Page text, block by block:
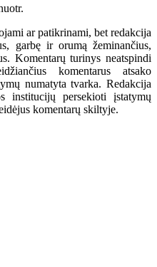
ar patikrinami, bet redakcija
garbę ir orumą žeminančius,
Komentarų turinys neatspindi
komentarus atsako
numatyta tvarka. Redakcija
institucijų persekioti įstatymų
komentarų skiltyje.